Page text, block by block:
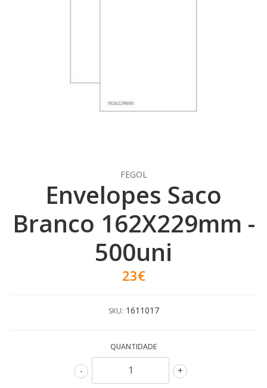
FEGOL
Envelopes Saco
Branco 162X229mm -
500uni
23€
SKU: 1611017
QUANTIDADE
+
-